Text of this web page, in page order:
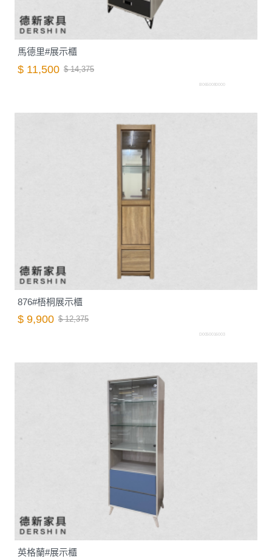
馬德里#展示櫃
$ 11,500 $ 14,375
B0650080000
876#梧桐展示櫃
$ 9,900 $ 12,375
D0050016003
英格蘭#展示櫃